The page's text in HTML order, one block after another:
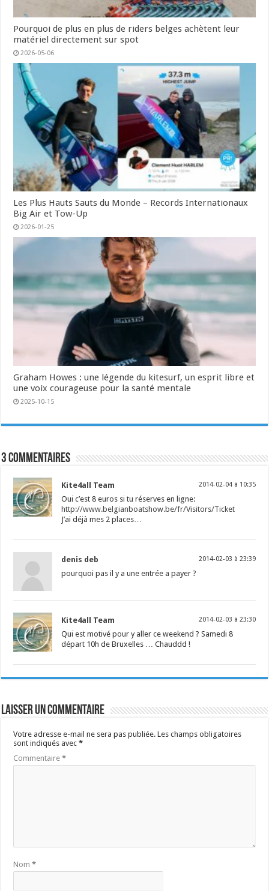
Pourquoi de plus en plus de riders belges achètent leur
matériel directement sur spot
2026-05-06
Les Plus Hauts Sauts du Monde – Records Internationaux
Big Air et Tow-Up
2026-01-25
Graham Howes : une légende du kitesurf, un esprit libre et
une voix courageuse pour la santé mentale
2025-10-15
3 commentaires
Kite4all Team 2014-02-04 à 10:35
Oui c’est 8 euros si tu réserves en ligne:
http://www.belgianboatshow.be/fr/Visitors/Ticket
J’ai déjà mes 2 places…
denis deb 2014-02-03 à 23:39
pourquoi pas il y a une entrée a payer ?
Kite4all Team 2014-02-03 à 23:30
Qui est motivé pour y aller ce weekend ? Samedi 8
départ 10h de Bruxelles … Chauddd !
Laisser un commentaire
Votre adresse e-mail ne sera pas publiée. Les champs obligatoires
sont indiqués avec*
Commentaire*
Nom*